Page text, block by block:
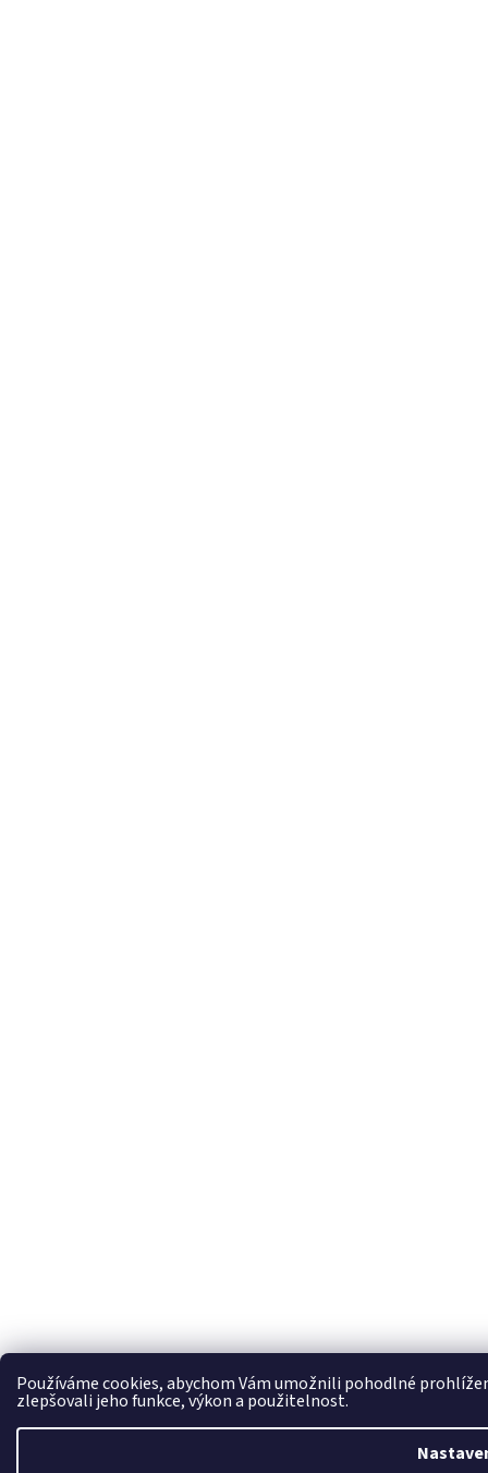
Používáme cookies, abychom Vám umožnili pohodlné
zlepšovali jeho funkce, výkon a použitelnost.